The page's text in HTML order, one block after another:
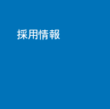
採用情報